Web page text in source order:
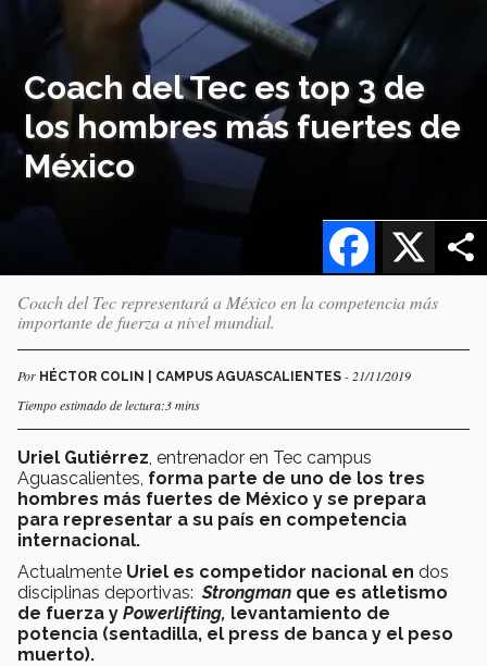
Coach del Tec es top 3 de
los hombres más fuertes de
México
X
Facebook
Coach del Tec representará a México en la competencia más
importante de fuerza a nivel mundial.
Por HÉCTOR COLIN | CAMPUS AGUASCALIENTES - 21/11/2019
Tiempo estimado de lectura:3 mins
Uriel Gutiérrez , entrenador en Tec campus
Aguascalientes, forma parte de uno de los tres
hombres más fuertes de México y se prepara
para representar a su país en competencia
internacional.
Actualmente Uriel es competidor nacional en dos
disciplinas deportivas:Strongman que es atletismo
de fuerza y Powerlifting, levantamiento de
potencia (sentadilla, el press de banca y el peso
muerto).